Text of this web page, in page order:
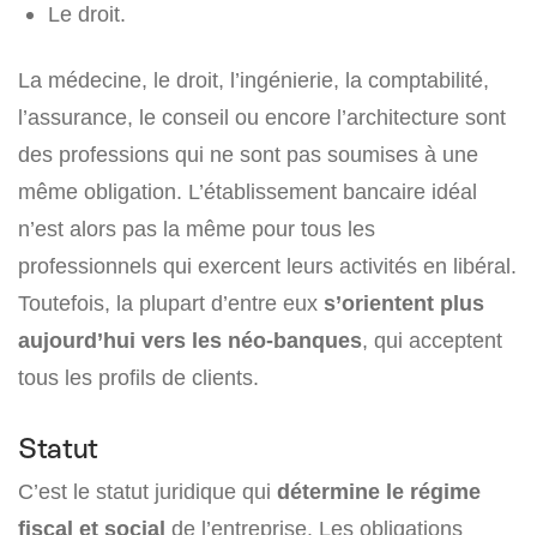
Le droit.
La médecine, le droit, l’ingénierie, la comptabilité,
l’assurance, le conseil ou encore l’architecture sont
des professions qui ne sont pas soumises à une
même obligation. L’établissement bancaire idéal
n’est alors pas la même pour tous les
professionnels qui exercent leurs activités en libéral.
Toutefois, la plupart d’entre eux s’orientent plus
aujourd’hui vers les néo-banques, qui acceptent
tous les profils de clients.
Statut
C’est le statut juridique qui détermine le régime
fiscal et social de l’entreprise. Les obligations